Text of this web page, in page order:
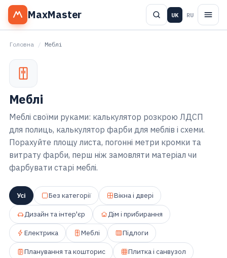
MaxMaster UK RU
Головна / Меблі
Меблі
Меблі своїми руками: калькулятор розкрою ЛДСП
для полиць, калькулятор фарби для меблів і схеми.
Порахуйте площу листа, погонні метри кромки та
витрату фарби, перш ніж замовляти матеріал чи
фарбувати старі меблі.
Усі Без категорії Вікна і двері
Дизайн та інтер'єр Дім і прибирання
Електрика Меблі Підлоги
Планування та кошторис Плитка і санвузол